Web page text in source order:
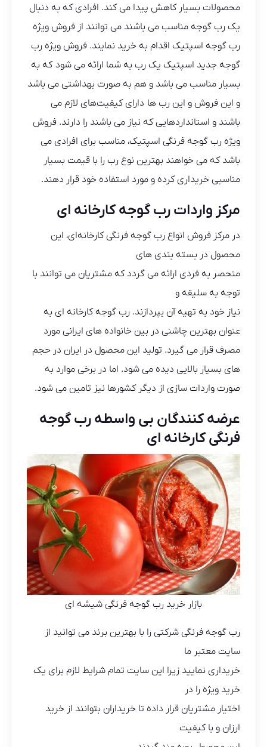
محصولات بسیار کاهش پیدا می کند. افرادی که به دنبال
یک رب گوجه مناسب می باشند می توانند از فروش ویژه
رب گوجه اسپتیک اقدام به خرید نمایند. فروش ویژه رب
گوجه جدید اسپتیک یک رب به شما ارائه می شود که به
بسیار مناسب می باشد و هم به صورت بهداشتی می باشد
و این فروش و این رب ها دارای کیفیت‌های لازم می‌
باشند و استانداردهایی که نیاز می باشند را دارند. فروش
ویژه رب گوجه فرنگی اسپتیک، مناسب برای افرادی می
باشد که می خواهند بهترین نوع رب را با قیمت بسیار
مناسبی خریداری کرده و مورد استفاده خود قرار دهند.
مرکز واردات رب گوجه کارخانه ای
در مرکز فروش انواع رب گوجه فرنگی کارخانه‌ای، این
محصول در بسته بندی های
منحصر به فردی ارائه می گردد که مشتریان می ‌توانند با
توجه به سلیقه و
نیاز خود به تهیه آن بپردازند. رب گوجه کارخانه ای به
عنوان بهترین چاشنی در بین خانواده ‌های ایرانی مورد
مصرف قرار می ‌گیرد. تولید این محصول در ایران در حجم
‌های بسیار بالایی دیده می شود. اما در برخی موارد به
صورت واردات سازی از دیگر کشورها نیز تامین می شود.
عرضه کنندگان بی واسطه رب گوجه
فرنگی کارخانه ای
بازار خرید رب گوجه فرنگی شیشه ای
رب گوجه فرنگی شرکتی را با بهترین برند می توانید از
سایت معتبر ما
خریداری نمایید زیرا این سایت تمام شرایط لازم برای یک
خرید ویژه را در
اختیار مشتریان قرار داده تا خریداران بتوانند از خرید
ارزان و با کیفیت